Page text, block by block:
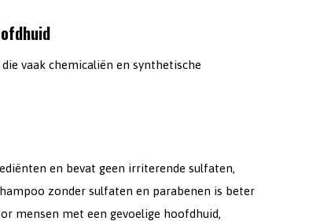
vaak chemicaliën en synthetische
en bevat geen irriterende sulfaten,
zonder sulfaten en parabenen is beter
mensen met een gevoelige hoofdhuid,